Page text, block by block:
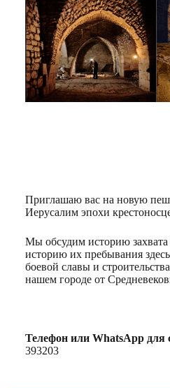
Приглашаю вас на новую
Иерусалим эпохи
Мы обсудим историю
историю их пребывания
боевой славы и
нашем городе от
Телефон или WhatsApp для
393203